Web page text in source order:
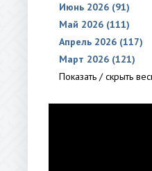
Июнь 2026 (91)
Май 2026 (111)
Апрель 2026 (117)
Март 2026 (121)
Показать / скрыть